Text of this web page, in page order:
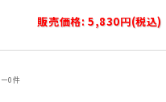
販売価格: 5,830円(税込)
0件